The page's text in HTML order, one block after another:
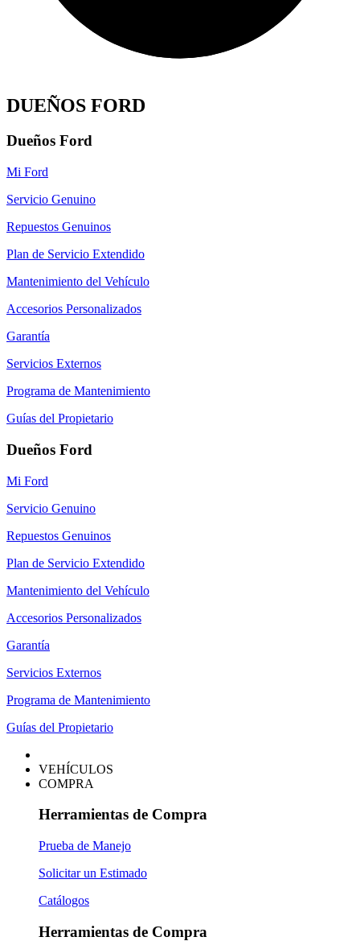
DUEÑOS FORD
Dueños Ford
Mi Ford
Servicio Genuino
Repuestos Genuinos
Plan de Servicio Extendido
Mantenimiento del Vehículo
Accesorios Personalizados
Garantía
Servicios Externos
Programa de Mantenimiento
Guías del Propietario
Dueños Ford
Mi Ford
Servicio Genuino
Repuestos Genuinos
Plan de Servicio Extendido
Mantenimiento del Vehículo
Accesorios Personalizados
Garantía
Servicios Externos
Programa de Mantenimiento
Guías del Propietario
VEHÍCULOS
COMPRA
Herramientas de Compra
Prueba de Manejo
Solicitar un Estimado
Catálogos
Herramientas de Compra